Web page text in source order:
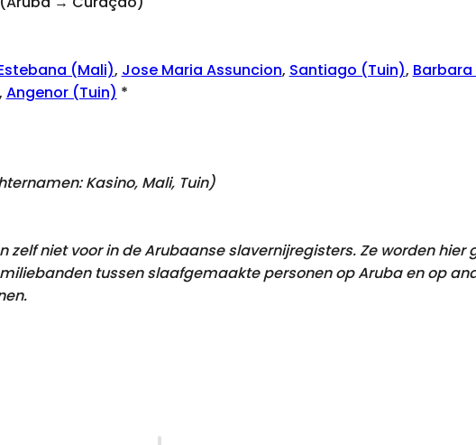
(Mali), Jose Maria Assuncion, Santiago (Tuin), Barbara
, Angenor (Tuin) *
Kasino, Mali, Tuin)
niet voor in de Arubaanse slavernijregisters. Ze worden
tussen slaafgemaakte personen op Aruba en op